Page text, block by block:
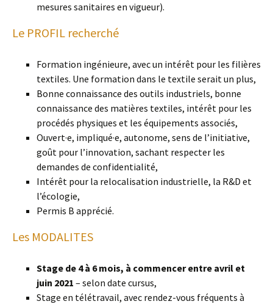
mesures sanitaires en vigueur).
Le PROFIL recherché
Formation ingénieure, avec un intérêt pour les filières
textiles. Une formation dans le textile serait un plus,
Bonne connaissance des outils industriels, bonne
connaissance des matières textiles, intérêt pour les
procédés physiques et les équipements associés,
Ouvert·e, impliqué·e, autonome, sens de l’initiative,
goût pour l’innovation, sachant respecter les
demandes de confidentialité,
Intérêt pour la relocalisation industrielle, la R&D et
l’écologie,
Permis B apprécié.
Les MODALITES
Stage de 4 à 6 mois, à commencer entre avril et
juin 2021 – selon date cursus,
Stage en télétravail, avec rendez-vous fréquents à